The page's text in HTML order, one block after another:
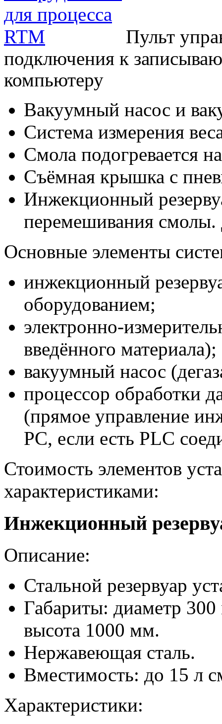
Пульт
подключения к
компьютеру
Вакуумный насос и
Система измерения
Смола подогревается
Съёмная крышка с
Инжекционный
перемешивания смолы.
Основные элементы
инжекционный
оборудованием;
электронно-
введённого материала);
вакуумный насос
процессор обработки
(прямое управление
PC, если есть PLC
Стоимость элементов
характеристиками:
Инжекционный
Описание:
Стальной резервуар
Габариты: диаметр
высота 1000 мм.
Нержавеющая сталь.
Вместимость: до 15 л
Характеристики: